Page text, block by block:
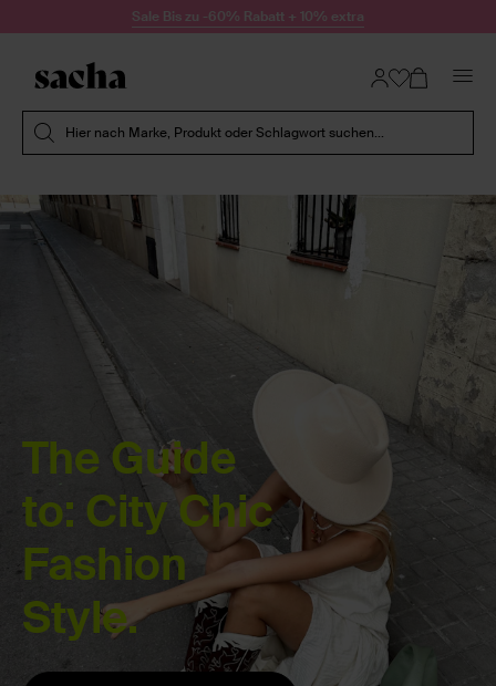
Zum Inhalt springenSale Bis zu -60% Rabatt + 10% extra
Hier nach Marke, Produkt oder Schlagwort suchen...
The Guide
to: City Chic
Fashion
Style.